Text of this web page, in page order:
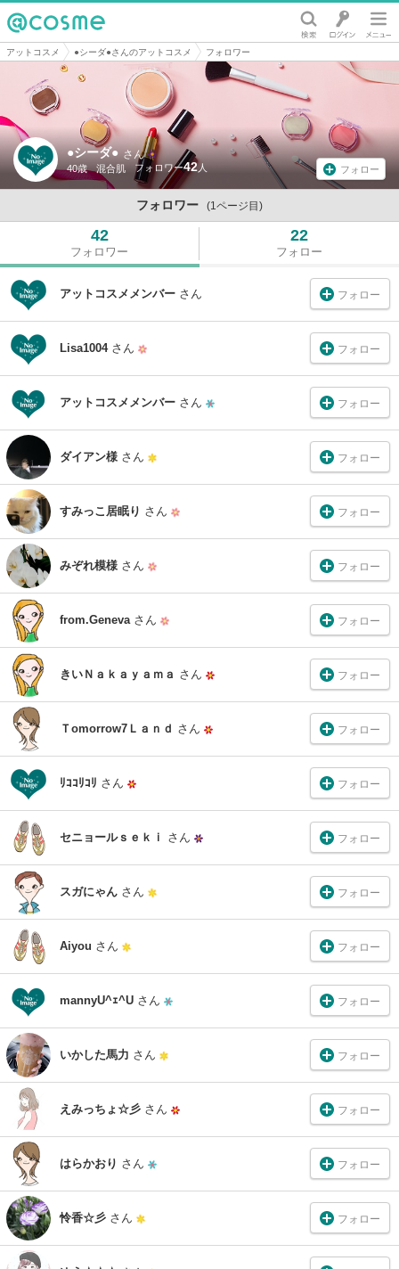
@cosme
アットコスメ ●シーダ●さんのアットコスメ フォロワー
●シーダ● さん
40歳 混合肌 42 フォロー
フォロワー (1ページ目)
42
フォロワー
22
フォロー
アットコスメメンバー さん フォロー
Lisa1004 さん フォロー
アットコスメメンバー さん フォロー
ダイアン様 さん フォロー
すみっこ居眠り さん フォロー
みぞれ模様 さん フォロー
from.Geneva さん フォロー
きいＮａｋａｙａｍａ さん フォロー
Ｔomorrow7Ｌａｎｄ さん フォロー
ﾘｺｺﾘｺﾘ さん フォロー
セニョールｓｅｋｉ さん フォロー
スガにゃん さん フォロー
Aiyou さん フォロー
mannyU^ｪ^U さん フォロー
いかした馬力 さん フォロー
えみっちょ☆彡 さん フォロー
はらかおり さん フォロー
怜香☆彡 さん フォロー